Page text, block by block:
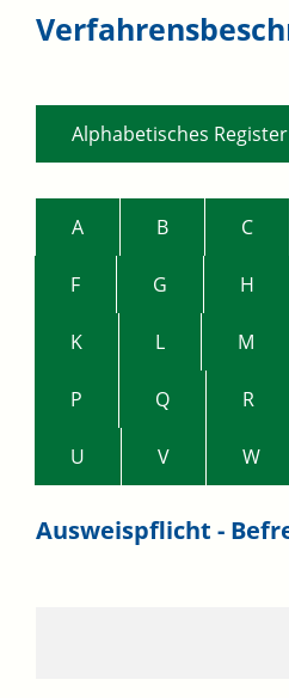
Alphabetisches
A B C
F G H
K L M
P Q R
U V W
Ausweispflicht -